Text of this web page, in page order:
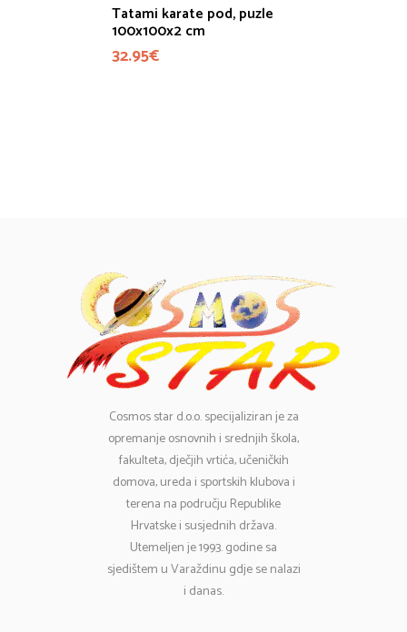
Tatami karate pod, puzle
100x100x2 cm
32.95€
Cosmosstar d.o.o. specijaliziran je za
opremanje osnovnih i srednjih škola,
fakulteta, dječjih vrtića, učeničkih
domova, ureda i sportskih klubova i
terena na području Republike
Hrvatske i susjednih država.
Utemeljen je 1993. godine sa
sjedištem u Varaždinu gdje se nalazi
i danas.